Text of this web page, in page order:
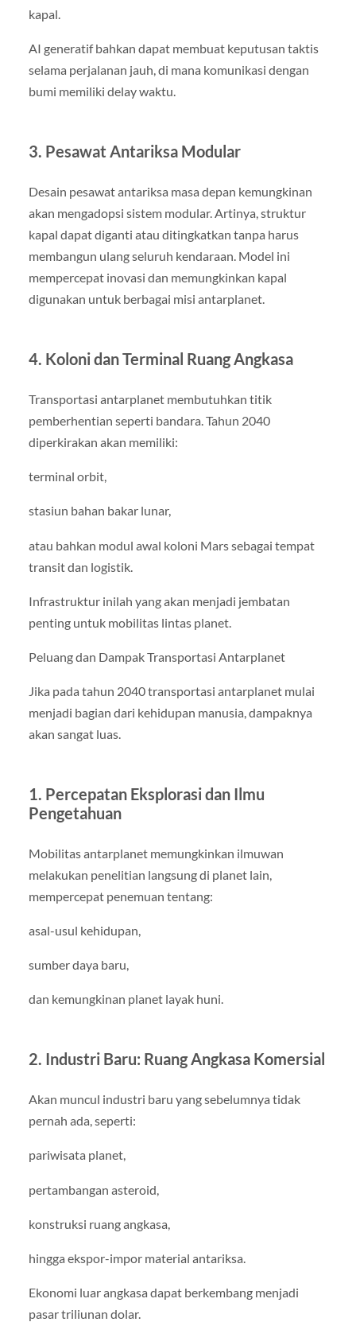
kapal.
AI generatif bahkan dapat membuat keputusan taktis
selama perjalanan jauh, di mana komunikasi dengan
bumi memiliki delay waktu.
3. Pesawat Antariksa Modular
Desain pesawat antariksa masa depan kemungkinan
akan mengadopsi sistem modular. Artinya, struktur
kapal dapat diganti atau ditingkatkan tanpa harus
membangun ulang seluruh kendaraan. Model ini
mempercepat inovasi dan memungkinkan kapal
digunakan untuk berbagai misi antarplanet.
4. Koloni dan Terminal Ruang Angkasa
Transportasi antarplanet membutuhkan titik
pemberhentian seperti bandara. Tahun 2040
diperkirakan akan memiliki:
terminal orbit,
stasiun bahan bakar lunar,
atau bahkan modul awal koloni Mars sebagai tempat
transit dan logistik.
Infrastruktur inilah yang akan menjadi jembatan
penting untuk mobilitas lintas planet.
Peluang dan Dampak Transportasi Antarplanet
Jika pada tahun 2040 transportasi antarplanet mulai
menjadi bagian dari kehidupan manusia, dampaknya
akan sangat luas.
1. Percepatan Eksplorasi dan Ilmu
Pengetahuan
Mobilitas antarplanet memungkinkan ilmuwan
melakukan penelitian langsung di planet lain,
mempercepat penemuan tentang:
asal-usul kehidupan,
sumber daya baru,
dan kemungkinan planet layak huni.
2. Industri Baru: Ruang Angkasa Komersial
Akan muncul industri baru yang sebelumnya tidak
pernah ada, seperti:
pariwisata planet,
pertambangan asteroid,
konstruksi ruang angkasa,
hingga ekspor-impor material antariksa.
Ekonomi luar angkasa dapat berkembang menjadi
pasar triliunan dolar.